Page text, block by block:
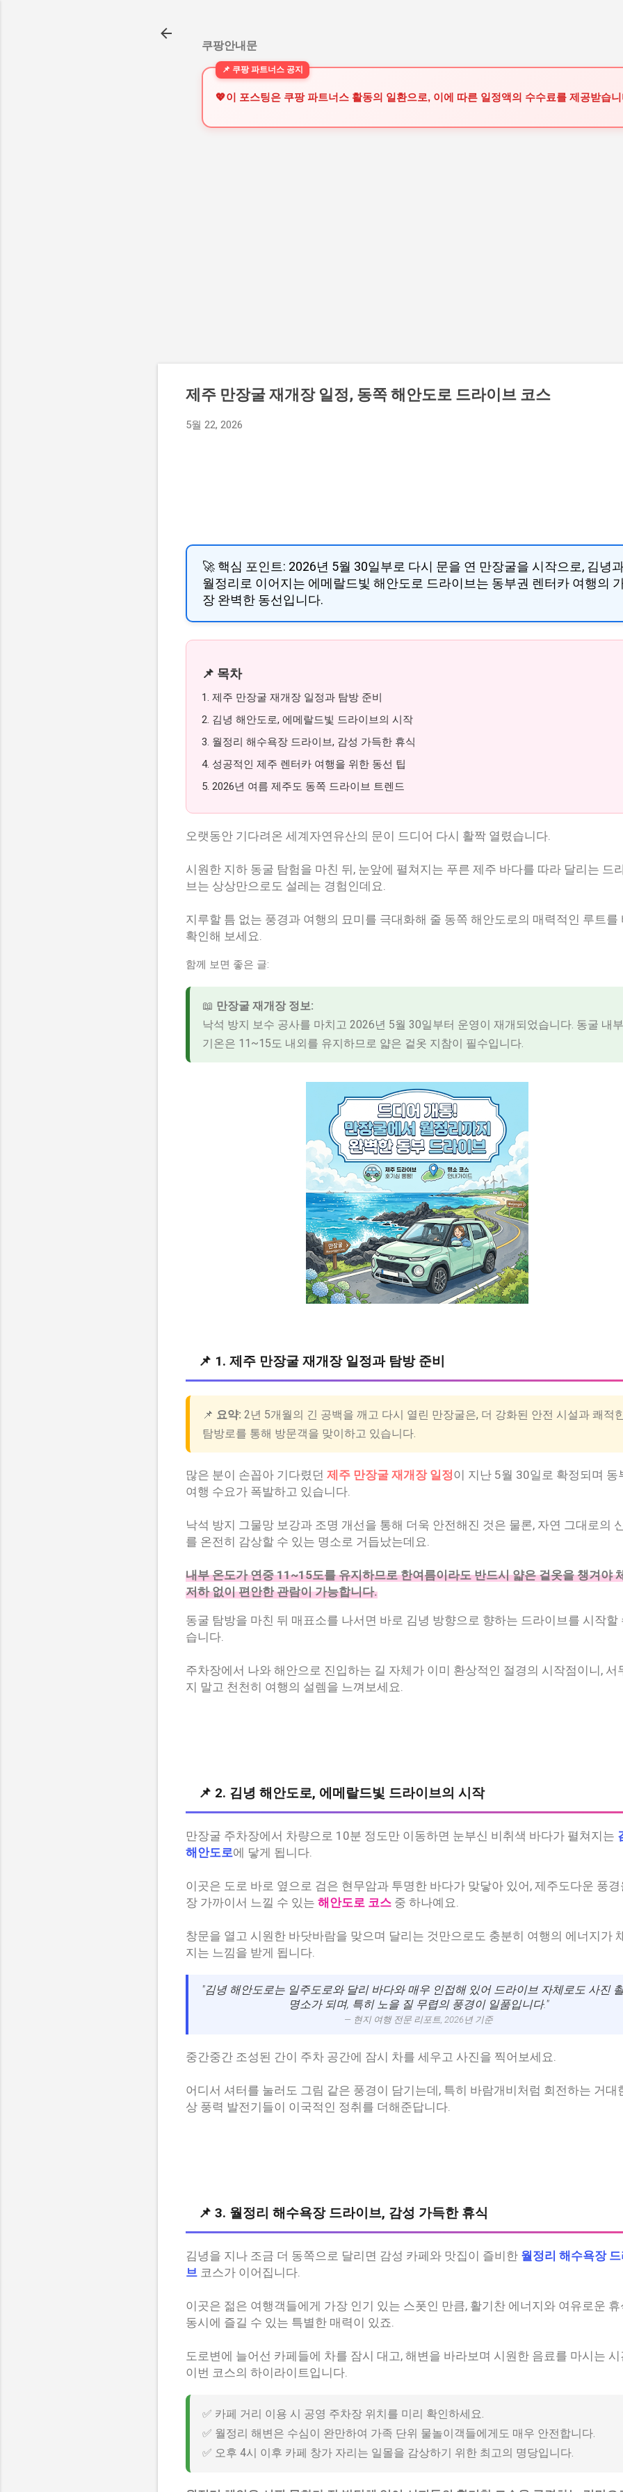
쿠팡안내문
💖이 포스팅은 쿠팡 파트너스 활동의 일환으로, 이에 따른 일정액의 수수료를 제공받습
제주 만장굴 재개장 일정, 동쪽 해안도로 드라이브 코스
5월 22, 2026
🚀 핵심 포인트: 2026년 5월 30일부로 다시 문을 연 만장굴을 시작으로, 김녕
월정리로 이어지는 에메랄드빛 해안도로 드라이브는 동부권 렌터카 여행의
장 완벽한 동선입니다.
📌 목차
1. 제주 만장굴 재개장 일정과 탐방 준비
2. 김녕 해안도로, 에메랄드빛 드라이브의 시작
3. 월정리 해수욕장 드라이브, 감성 가득한 휴식
4. 성공적인 제주 렌터카 여행을 위한 동선 팁
5. 2026년 여름 제주도 동쪽 드라이브 트렌드
오랫동안 기다려온 세계자연유산의 문이 드디어 다시 활짝 열렸습니다.
시원한 지하 동굴 탐험을 마친 뒤, 눈앞에 펼쳐지는 푸른 제주 바다를 따라 달리는 드
브는 상상만으로도 설레는 경험인데요.
지루할 틈 없는 풍경과 여행의 묘미를 극대화해 줄 동쪽 해안도로의 매력적인 루트를
확인해 보세요.
함께 보면 좋은 글:
📖 만장굴 재개장 정보:
낙석 방지 보수 공사를 마치고 2026년 5월 30일부터 운영이 재개되었습니다. 동굴 내부
기온은 11~15도 내외를 유지하므로 얇은 겉옷 지참이 필수입니다.
📌 1. 제주 만장굴 재개장 일정과 탐방 준비
📌 요약: 2년 5개월의 긴 공백을 깨고 다시 열린 만장굴은, 더 강화된 안전 시설과 쾌적
탐방로를 통해 방문객을 맞이하고 있습니다.
많은 분이 손꼽아 기다렸던 제주 만장굴 재개장 일정이 지난 5월 30일로 확정되며 동
여행 수요가 폭발하고 있습니다.
낙석 방지 그물망 보강과 조명 개선을 통해 더욱 안전해진 것은 물론, 자연 그대로의
를 온전히 감상할 수 있는 명소로 거듭났는데요.
내부 온도가 연중 11~15도를 유지하므로 한여름이라도 반드시 얇은 겉옷을 챙겨야
저하 없이 편안한 관람이 가능합니다.
동굴 탐방을 마친 뒤 매표소를 나서면 바로 김녕 방향으로 향하는 드라이브를 시작할
습니다.
주차장에서 나와 해안으로 진입하는 길 자체가 이미 환상적인 절경의 시작점이니, 서
지 말고 천천히 여행의 설렘을 느껴보세요.
📌 2. 김녕 해안도로, 에메랄드빛 드라이브의 시작
만장굴 주차장에서 차량으로 10분 정도만 이동하면 눈부신 비취색 바다가 펼쳐지는
해안도로에 닿게 됩니다.
이곳은 도로 바로 옆으로 검은 현무암과 투명한 바다가 맞닿아 있어, 제주도다운 풍경
장 가까이서 느낄 수 있는 해안도로 코스 중 하나예요.
창문을 열고 시원한 바닷바람을 맞으며 달리는 것만으로도 충분히 여행의 에너지가
지는 느낌을 받게 됩니다.
"김녕 해안도로는 일주도로와 달리 바다와 매우 인접해 있어 드라이브 자체로도 사진
명소가 되며, 특히 노을 질 무렵의 풍경이 일품입니다."
— 현지 여행 전문 리포트, 2026년 기준
중간중간 조성된 간이 주차 공간에 잠시 차를 세우고 사진을 찍어보세요.
어디서 셔터를 눌러도 그림 같은 풍경이 담기는데, 특히 바람개비처럼 회전하는 거대
상 풍력 발전기들이 이국적인 정취를 더해준답니다.
📌 3. 월정리 해수욕장 드라이브, 감성 가득한 휴식
김녕을 지나 조금 더 동쪽으로 달리면 감성 카페와 맛집이 즐비한 월정리 해수욕장
브 코스가 이어집니다.
이곳은 젊은 여행객들에게 가장 인기 있는 스폿인 만큼, 활기찬 에너지와 여유로운
동시에 즐길 수 있는 특별한 매력이 있죠.
도로변에 늘어선 카페들에 차를 잠시 대고, 해변을 바라보며 시원한 음료를 마시는
이번 코스의 하이라이트입니다.
✅ 카페 거리 이용 시 공영 주차장 위치를 미리 확인하세요.
✅ 월정리 해변은 수심이 완만하여 가족 단위 물놀이객들에게도 매우 안전합니다.
✅ 오후 4시 이후 카페 창가 자리는 일몰을 감상하기 위한 최고의 명당입니다.